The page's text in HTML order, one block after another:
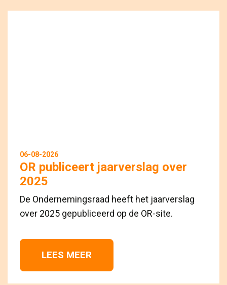
06-08-2026
OR publiceert jaarverslag over
2025
De Ondernemingsraad heeft het jaarverslag
over 2025 gepubliceerd op de OR-site.
LEES MEER